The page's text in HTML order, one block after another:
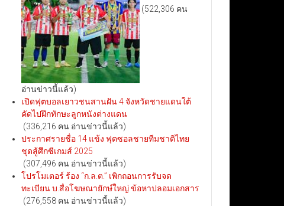
(522,306 คน
อ่านข่าวนี้แล้ว)
เปิดฟุตบอลเยาวชนสานฝัน 4 จังหวัดชายแดนใต้
คัดไปฝึกทักษะลูกหนังต่างแดน
(336,216 คน อ่านข่าวนี้แล้ว)
ประกาศรายชื่อ 14 แข้ง ฟุตซอลชายทีมชาติไทย
ชุดสู้ศึกซีเกมส์ 2025
(307,496 คน อ่านข่าวนี้แล้ว)
โปรโมเตอร์ ร้อง “ก.ล.ต.” เพิกถอนการรับจด
ทะเบียน บ.สื่อโฆษณายักษ์ใหญ่ ข้อหาปลอมเอกสาร
(276,558 คน อ่านข่าวนี้แล้ว)